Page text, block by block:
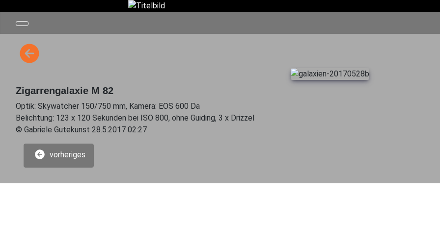
Zigarrengalaxie M 82
Optik: Skywatcher 150/750 mm, Kamera: EOS 600 Da
Belichtung: 123 x 120 Sekunden bei ISO 800, ohne Guiding, 3 x Drizzel
© Gabriele Gutekunst 28.5.2017 02:27
vorheriges